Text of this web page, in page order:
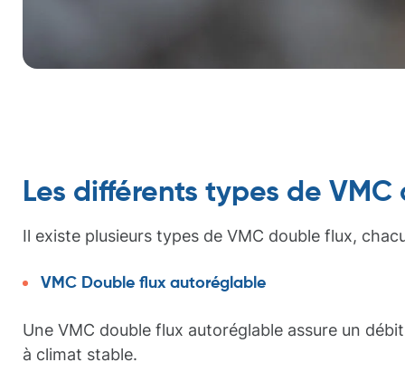
Les différents types de
Il existe plusieurs types de VMC double flux,
VMC Double flux autoréglable
Une VMC double flux autoréglable assure un
à climat stable.